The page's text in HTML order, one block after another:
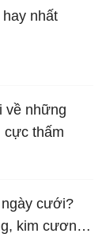
nhất
về những
cực thấm
cưới?
kim cương